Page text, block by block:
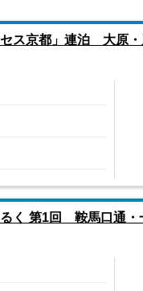
ス京都」連泊 大原
るく 第1回 鞍馬口通